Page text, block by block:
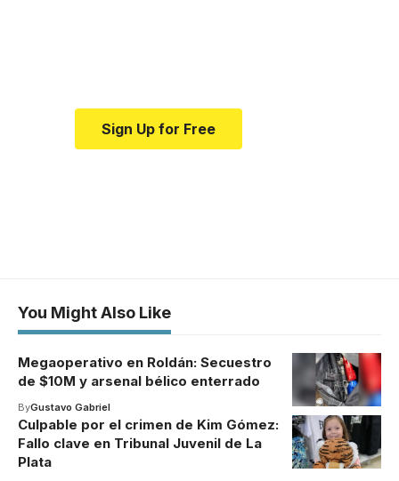
Sign Up for Free
You Might Also Like
Megaoperativo en Roldán: Secuestro
de $10M y arsenal bélico enterrado
ByGustavo Gabriel
Culpable por el crimen de Kim Gómez:
Fallo clave en Tribunal Juvenil de La
Plata